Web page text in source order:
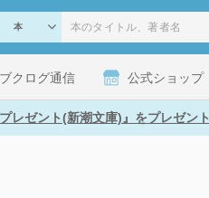
ブクログ通信 公式ショップ
レゼント(新潮文庫)』をプレゼント